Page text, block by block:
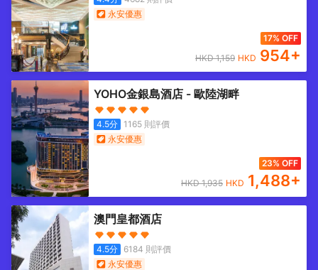
永安優惠
17% OFF
HKD1,159 HKD 954+
YOHO金銀島酒店 - 歐陸湖畔
4.5分 1165則評價
永安優惠
23% OFF
HKD1,935 HKD 1,488+
澳門皇都酒店
4.5分 6184 則評價
永安優惠